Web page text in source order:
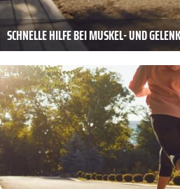
SCHNELLE HILFE BEI MUSKEL- UND